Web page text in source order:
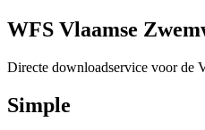
WFS Vlaamse
Directe downloadservice voor de
Simple